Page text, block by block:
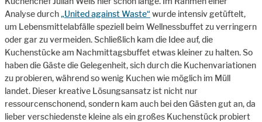
Analyse durch„United against Waste“wurde intensiv getüftelt,
um Lebensmittelabfälle speziell beim Wellnessbuffet zu verringern
oder gar zu vermeiden. Schließlich kam die Idee auf, die
Kuchenstücke am Nachmittagsbuffet etwas kleiner zu halten. So
haben die Gäste die Gelegenheit, sich durch die Kuchenvariationen
zu probieren, während so wenig Kuchen wie möglich im Müll
landet. Dieser kreative Lösungsansatz ist nicht nur
ressourcenschonend, sondern kam auch bei den Gästen gut an, da
lieber verschiedenste kleine als ein großes Kuchenstück probiert